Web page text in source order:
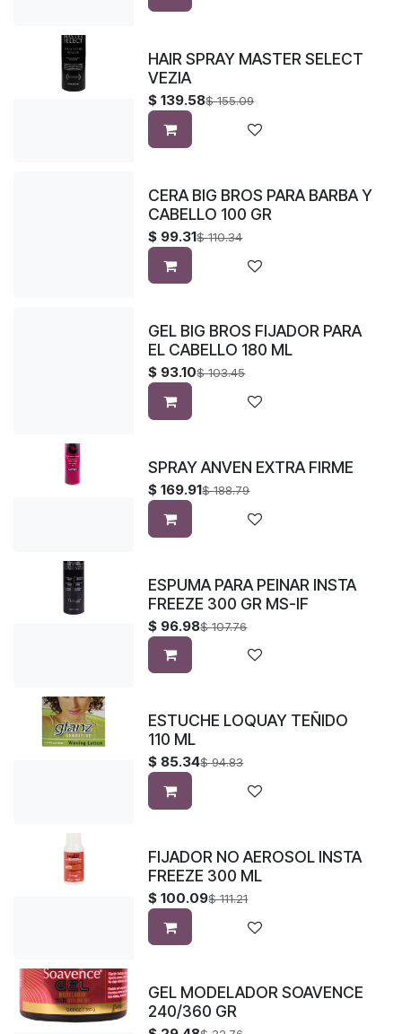
HAIR SPRAY MASTER SELECT
VEZIA
$139.58$155.09
CERA BIG BROS PARA BARBA Y
CABELLO 100 GR
$ 99.31$110.34
GEL BIG BROS FIJADOR PARA
EL CABELLO 180 ML
$ 93.10$103.45
SPRAY ANVEN EXTRA FIRME
$169.91$188.79
ESPUMA PARA PEINAR INSTA
FREEZE 300 GR MS-IF
$ 96.98$107.76
ESTUCHE LOQUAY TEÑIDO
110 ML
$ 85.34$94.83
FIJADOR NO AEROSOL INSTA
FREEZE 300 ML
$100.09$111.21
GEL MODELADOR SOAVENCE
240/360 GR